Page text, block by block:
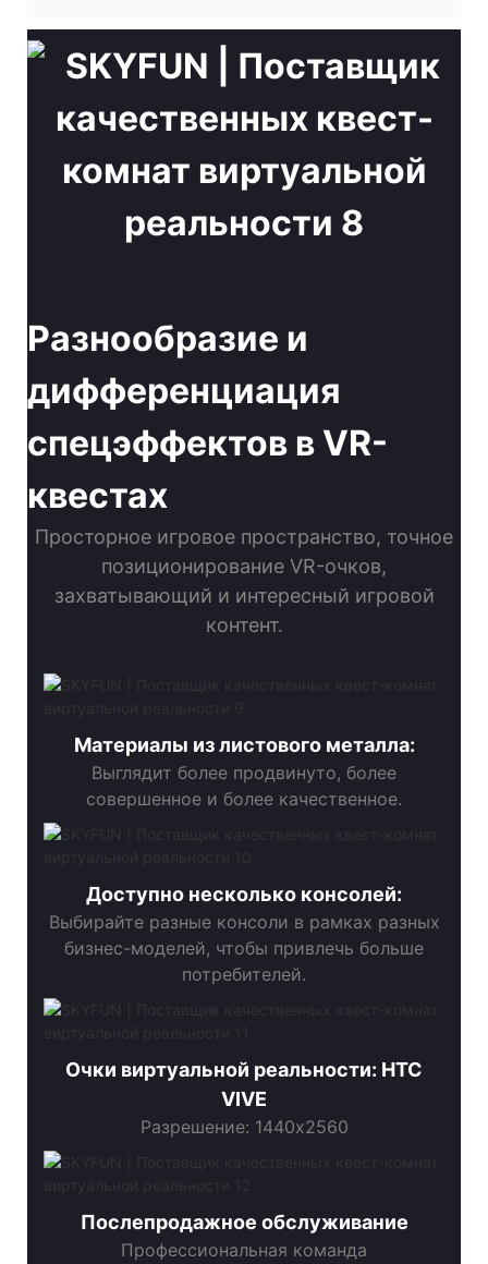
Разнообразие и
дифференциация
спецэффектов в VR-
квестах
Просторное игровое пространство, точное
позиционирование VR-очков,
захватывающий и интересный игровой
контент.
Материалы из листового металла:
Выглядит более продвинуто, более
совершенное и более качественное.
Доступно несколько консолей:
Выбирайте разные консоли в рамках разных
бизнес-моделей, чтобы привлечь больше
потребителей.
Очки виртуальной реальности: HTC
VIVE
Разрешение: 1440x2560
Послепродажное обслуживание
Профессиональная команда